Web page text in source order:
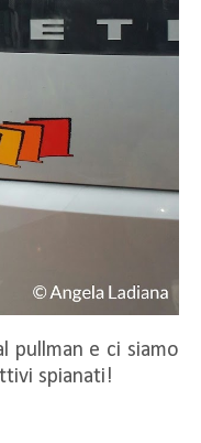
pullman e ci siamo
spianati!